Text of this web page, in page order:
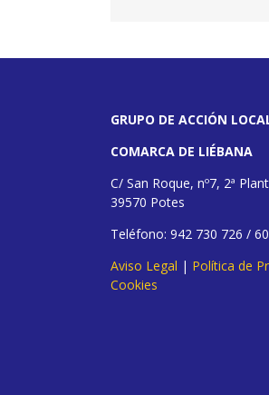
GRUPO DE ACCIÓN
COMARCA DE LIÉBANA
C/ San Roque, nº7, 2ª
39570 Potes
Teléfono: 942 730 726 /
Aviso Legal | Política de
Cookies